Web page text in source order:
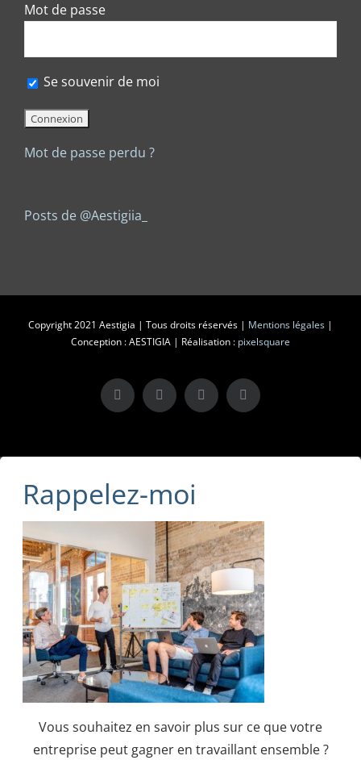
Mot de passe
Se souvenir de moi
Mot de passe perdu ?
Posts de @Aestigiia_
Copyright 2021 Aestigia | Tous droits réservés | Mentions légales |
Conception : AESTIGIA | Réalisation : pixelsquare
X LinkedInInstagramFacebook
Rappelez-moi
Vous souhaitez en savoir plus sur ce que votre
entreprise peut gagner en travaillant ensemble ?